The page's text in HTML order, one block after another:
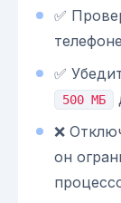
✅
✅
500 МБ
❌
он